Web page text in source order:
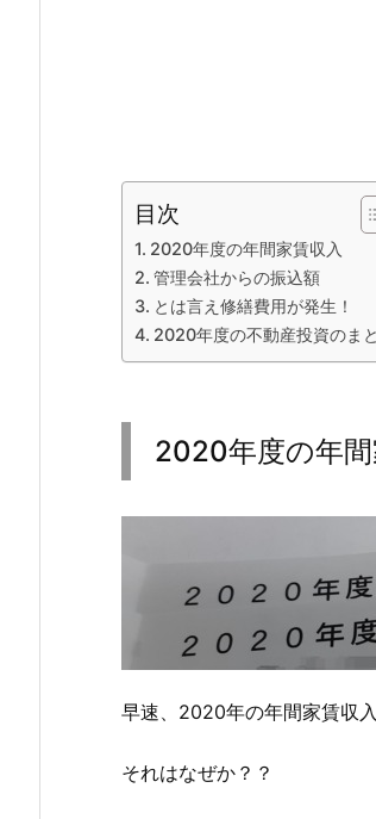
目次
2020年度の年間家賃収入
管理会社からの振込額
とは言え修繕費用が発生！
2020年度の不動産投資のま
2020年度の年間
早速、2020年の年間家賃収
それはなぜか？？